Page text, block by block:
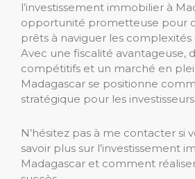
l’investissement immobilier à
opportunité prometteuse pour
prêts à naviguer les
Avec une fiscalité avantageuse,
compétitifs et un marché en
Madagascar se positionne
stratégique pour les
N’hésitez pas à me contacter si
savoir plus sur l’investissement
Madagascar et comment